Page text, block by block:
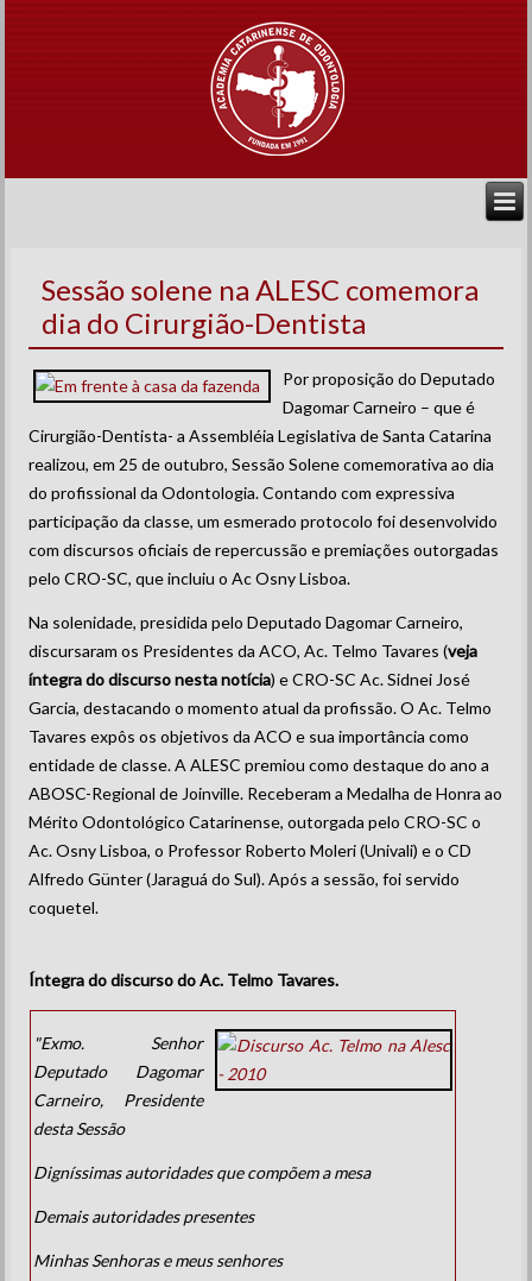
Sessão solene na ALESC comemora
dia do Cirurgião-Dentista
Por proposição do Deputado
Dagomar Carneiro – que é
Cirurgião-Dentista- a Assembléia Legislativa de Santa Catarina
realizou, em 25 de outubro, Sessão Solene comemorativa ao dia
do profissional da Odontologia. Contando com expressiva
participação da classe, um esmerado protocolo foi desenvolvido
com discursos oficiais de repercussão e premiações outorgadas
pelo CRO-SC, que incluiu o Ac Osny Lisboa.
Na solenidade, presidida pelo Deputado Dagomar Carneiro,
discursaram os Presidentes da ACO, Ac. Telmo Tavares (veja
íntegra do discurso nesta notícia) e CRO-SC Ac. Sidnei José
Garcia, destacando o momento atual da profissão. O Ac. Telmo
Tavares expôs os objetivos da ACO e sua importância como
entidade de classe. A ALESC premiou como destaque do ano a
ABOSC-Regional de Joinville. Receberam a Medalha de Honra ao
Mérito Odontológico Catarinense, outorgada pelo CRO-SC o
Ac. Osny Lisboa, o Professor Roberto Moleri (Univali) e o CD
Alfredo Günter (Jaraguá do Sul). Após a sessão, foi servido
coquetel.
Íntegra do discurso do Ac. Telmo Tavares.
"Exmo. Senhor
Deputado Dagomar
Carneiro, Presidente
desta Sessão
Digníssimas autoridades que compõem a mesa
Demais autoridades presentes
Minhas Senhoras e meus senhores